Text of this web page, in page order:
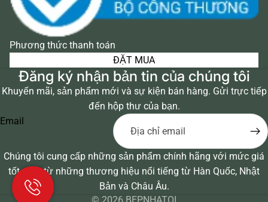
Phương thức thanh toán
ĐẶT MUA
Đăng ký nhận bản tin của chúng tôi
Khuyến mãi, sản phẩm mới và sự kiện bán hàng. Gửi trực tiếp
đến hộp thư của bạn.
Email
Chúng tôi cung cấp những sản phẩm chính hãng với mức giá
tốt nhất từ những thương hiệu nổi tiếng từ Hàn Quốc, Nhật
Bản và Châu Âu.